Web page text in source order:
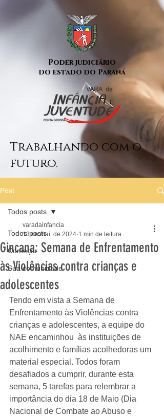
Poder judiciário
do estado do Paraná
Trabalhando com o
futuro.
Post
Todos posts
Começar
Sua comunidade
Todos posts
Gincana: Semana de Enfrentamento
às Violências contra crianças e
adolescentes
varadainfancia
13 de mai. de 2024 1 min de leitura
Tendo em vista a Semana de
Enfrentamento às Violências contra
crianças e adolescentes, a equipe do
NAE encaminhou  às instituições de
acolhimento e famílias acolhedoras um
material especial. Todos foram
desafiados a cumprir, durante esta
semana, 5 tarefas para relembrar a
importância do dia 18 de Maio (Dia
Nacional de Combate ao Abuso e